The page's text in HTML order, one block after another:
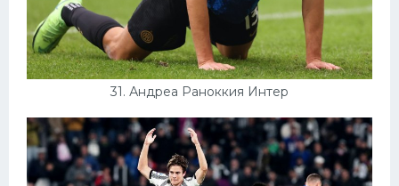
31. Андреа Раноккия Интер